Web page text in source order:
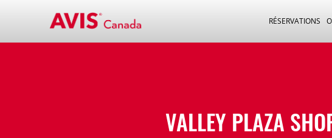
RÉSERVATIONS
VALLEY PLAZA